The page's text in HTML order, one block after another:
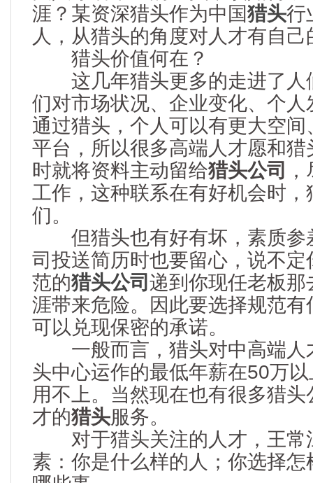
涯？某资深猎头作为中国猎头行
人，从猎头的角度对人才有自
猎头价值何在？
这几年猎头更多的走进了人
们对市场状况、企业变化、个
通过猎头，个人可以有更大空
平台，所以很多高端人才愿和
时就将资料主动留给猎头公司
工作，这种联系在有好机会时
们。
但猎头也有好有坏，素质参
司投送简历时也要留心，说不
范的猎头公司递到你现任老板
涯带来危险。因此要选择规范
可以兑现保密的承诺。
一般而言，猎头对中高端人
头中心运作的最低年薪在50万
用不上。当然现在也有很多猎
才的猎头服务。
对于猎头关注的人才，王常
素：你是什么样的人；你选择